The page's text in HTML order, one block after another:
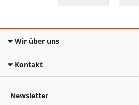
Wir über uns
Kontakt
Newsletter